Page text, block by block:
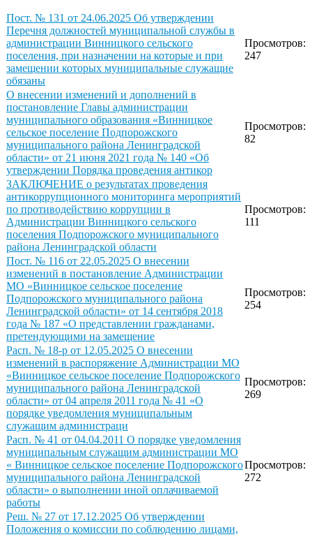
Пост. № 131 от 24.06.2025 Об утверждении
Перечня должностей муниципальной службы в
администрации Винницкого сельского
поселения, при назначении на которые и при
замещении которых муниципальные служащие
обязаны
Просмотров:
247
О внесении изменений и дополнений в
постановление Главы администрации
муниципального образования «Винницкое
сельское поселение Подпорожского
муниципального района Ленинградской
области» от 21 июня 2021 года № 140 «Об
утверждении Порядка проведения антикор
Просмотров:
82
ЗАКЛЮЧЕНИЕ о результатах проведения
антикоррупционного мониторинга мероприятий
по противодействию коррупции в
Администрации Винницкого сельского
поселения Подпорожского муниципального
района Ленинградской области
Просмотров:
111
Пост. № 116 от 22.05.2025 О внесении
изменений в постановление Администрации
МО «Винницкое сельское поселение
Подпорожского муниципального района
Ленинградской области» от 14 сентября 2018
года № 187 «О представлении гражданами,
претендующими на замещение
Просмотров:
254
Расп. № 18-р от 12.05.2025 О внесении
изменений в распоряжение Администрации МО
«Винницкое сельское поселение Подпорожского
муниципального района Ленинградской
области» от 04 апреля 2011 года № 41 «О
порядке уведомления муниципальным
служащим администраци
Просмотров:
269
Расп. № 41 от 04.04.2011 О порядке уведомления
муниципальным служащим администрации МО
« Винницкое сельское поселение Подпорожского
муниципального района Ленинградской
области» о выполнении иной оплачиваемой
работы
Просмотров:
272
Реш. № 27 от 17.12.2025 Об утверждении
Положения о комиссии по соблюдению лицами,